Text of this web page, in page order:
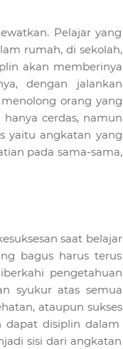
Pelajar yang
rumah, di sekolah,
akan memberinya
dengan jalankan
orang yang
cerdas, namun
yaitu angkatan yang
pada sama-sama,
saat belajar
bagus harus terus
pengetahuan
syukur atas semua
ataupun sukses
dapat disiplin dalam
sisi dari angkatan